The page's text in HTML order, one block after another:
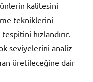
kalitesini
tekniklerini
hızlandırır.
seviyelerini analiz
üretileceğine dair